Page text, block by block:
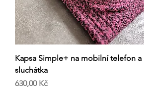
Kapsa Simple+ na mobilní telefon a
sluchátka
Cena
630,00 Kč